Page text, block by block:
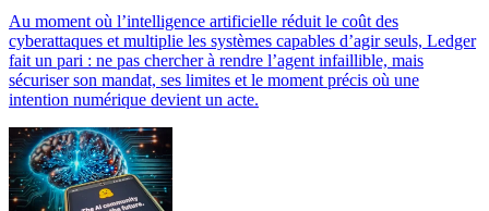
Au moment où l’intelligence artificielle réduit le coût des
cyberattaques et multiplie les systèmes capables d’agir seuls, Ledger
fait un pari : ne pas chercher à rendre l’agent infaillible, mais
sécuriser son mandat, ses limites et le moment précis où une
intention numérique devient un acte.